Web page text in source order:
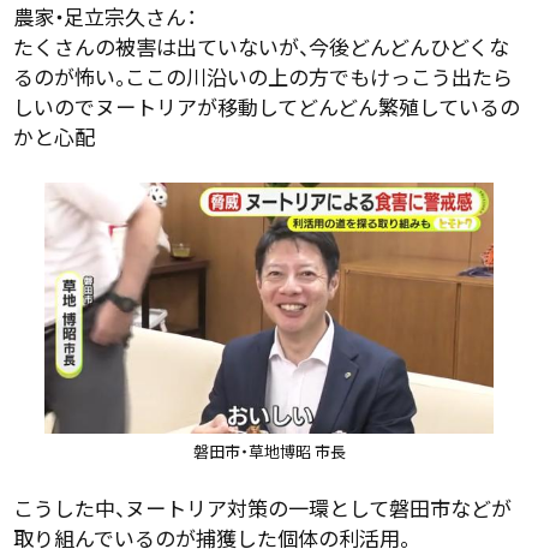
農家・足立宗久さん：
たくさんの被害は出ていないが、今後どんどんひどくな
るのが怖い。ここの川沿いの上の方でもけっこう出たら
しいのでヌートリアが移動してどんどん繁殖しているの
かと心配
磐田市・草地博昭 市長
こうした中、ヌートリア対策の一環として磐田市などが
取り組んでいるのが捕獲した個体の利活用。